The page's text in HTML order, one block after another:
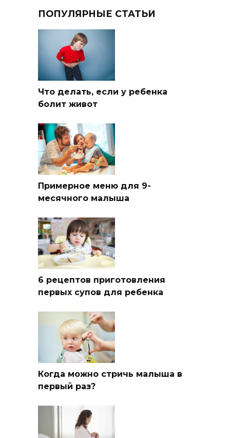
ПОПУЛЯРНЫЕ СТАТЬИ
Что делать, если у ребенка
болит живот
Примерное меню для 9-
месячного малыша
6 рецептов приготовления
первых супов для ребенка
Когда можно стричь малыша в
первый раз?